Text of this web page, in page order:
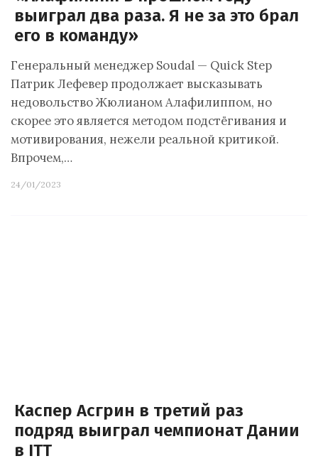
выиграл два раза. Я не за это брал
его в команду»
Генеральный менеджер Soudal — Quick Step
Патрик Лефевер продолжает высказывать
недовольство Жюлианом Алафилиппом, но
скорее это является методом подстёгивания и
мотивирования, нежели реальной критикой.
Впрочем,…
24/01/2023
Каспер Асгрин в третий раз
подряд выиграл чемпионат Дании
в ITT